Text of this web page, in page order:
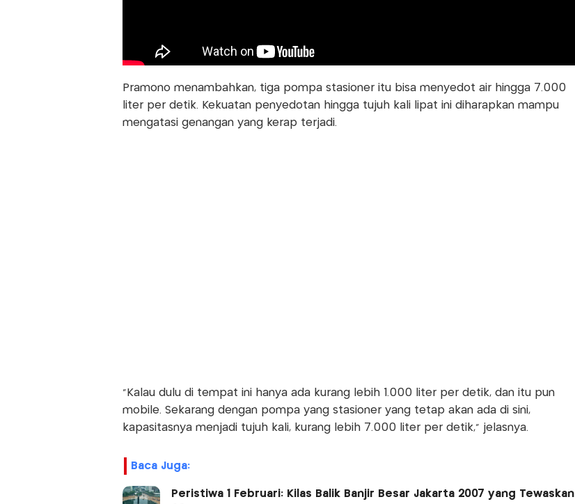
Pramono menambahkan, tiga pompa stasioner itu bisa menyedot air hingga 7.000
liter per detik. Kekuatan penyedotan hingga tujuh kali lipat ini diharapkan mampu
mengatasi genangan yang kerap terjadi.
"Kalau dulu di tempat ini hanya ada kurang lebih 1.000 liter per detik, dan itu pun
mobile. Sekarang dengan pompa yang stasioner yang tetap akan ada di sini,
kapasitasnya menjadi tujuh kali, kurang lebih 7.000 liter per detik," jelasnya.
Baca Juga:
Peristiwa 1 Februari: Kilas Balik Banjir Besar Jakarta 2007 yang Tewaskan